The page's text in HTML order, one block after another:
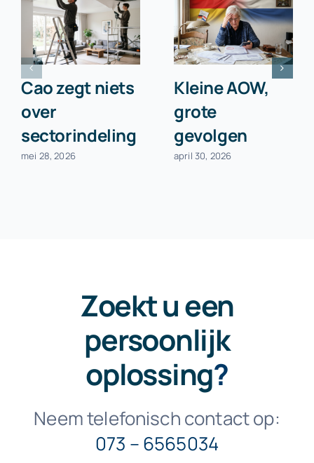
Cao zegt niets
over
sectorindeling
mei 28, 2026
Kleine AOW,
grote
gevolgen
april 30, 2026
Zoekt u een
persoonlijk
oplossing?
Neem telefonisch contact op:
073 – 6565034